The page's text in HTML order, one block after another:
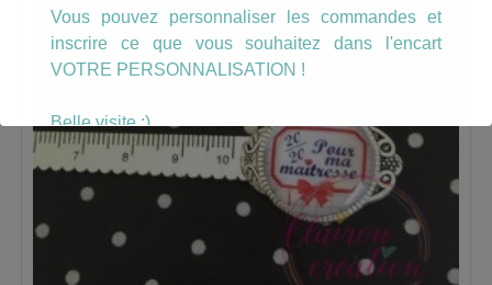
Vous pouvez personnaliser les commandes et
inscrire ce que vous souhaitez dans l'encart
VOTRE PERSONNALISATION !
Belle visite :)